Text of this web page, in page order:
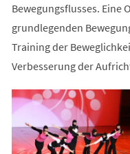
Bewegungsflusses. Eine
grundlegenden
Training der
Verbesserung der